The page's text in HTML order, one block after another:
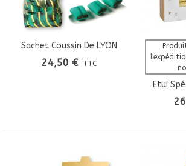
Sachet Coussin De LYON
24,50 € TTC
Etui